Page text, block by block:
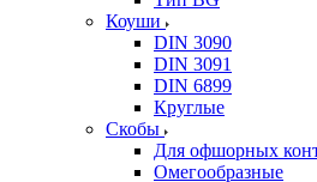
Коуши
DIN 3090
DIN 3091
DIN 6899
Круглые
Скобы
Для офшорных
Омегообразные